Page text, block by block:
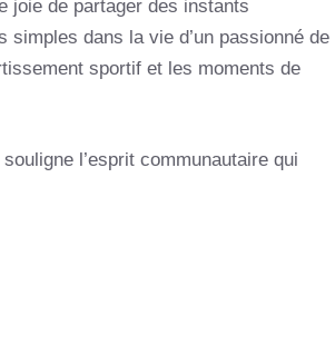
joie de partager des instants
simples dans la vie d’un passionné de
sportif et les moments de
l’esprit communautaire qui